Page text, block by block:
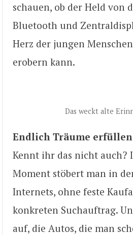
schauen, ob der Held von
Bluetooth und
Herz der jungen
erobern kann.
Das weckt alte
Endlich Träume erfüllen
Kennt ihr das nicht auch?
Moment stöbert man in
Internets, ohne feste
konkreten Suchauftrag.
auf, die Autos, die man